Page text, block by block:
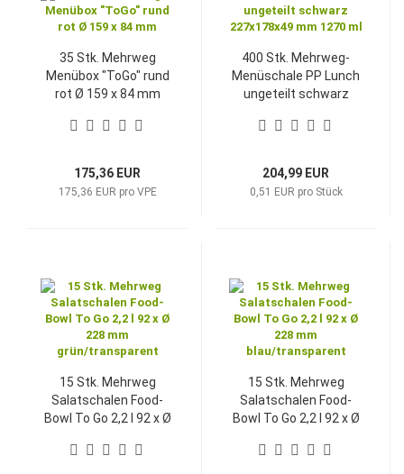
35 Stk. Mehrweg
Menübox "ToGo" rund
rot Ø 159 x 84 mm
175,36 EUR
175,36 EUR pro VPE
400 Stk. Mehrweg-
Menüschale PP Lunch
ungeteilt schwarz
ml
204,99 EUR
0,51 EUR pro Stück
15 Stk. Mehrweg
Salatschalen Food-
Bowl To Go 2,2 l 92 x Ø
grün/transparent
15 Stk. Mehrweg
Salatschalen Food-
Bowl To Go 2,2 l 92 x Ø
blau/transparent